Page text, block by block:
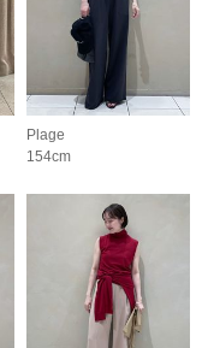
Plage
154cm